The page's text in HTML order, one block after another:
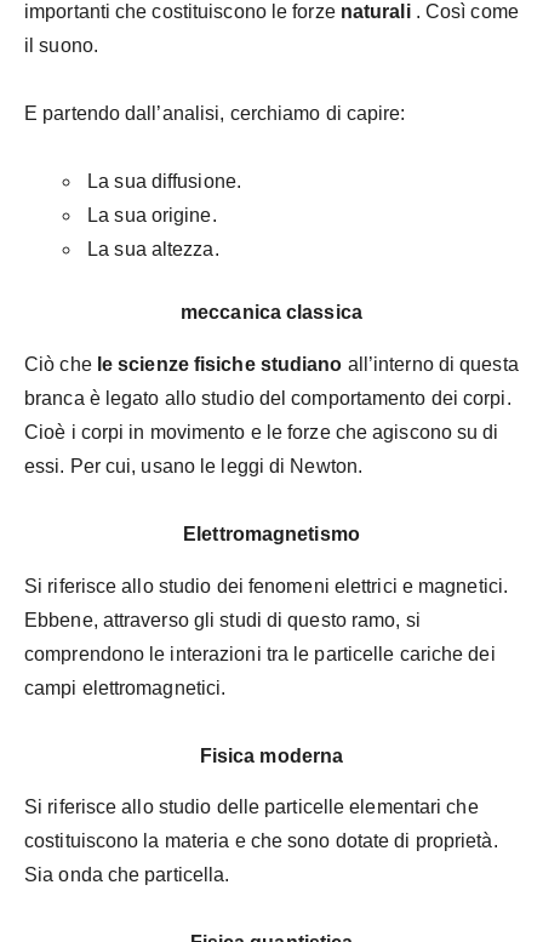
importanti che costituiscono le forze naturali . Così come
il suono.
E partendo dall’analisi, cerchiamo di capire:
La sua diffusione.
La sua origine.
La sua altezza.
meccanica classica
Ciò che le scienze fisiche studiano all’interno di questa
branca è legato allo studio del comportamento dei corpi.
Cioè i corpi in movimento e le forze che agiscono su di
essi. Per cui, usano le leggi di Newton.
Elettromagnetismo
Si riferisce allo studio dei fenomeni elettrici e magnetici.
Ebbene, attraverso gli studi di questo ramo, si
comprendono le interazioni tra le particelle cariche dei
campi elettromagnetici.
Fisica moderna
Si riferisce allo studio delle particelle elementari che
costituiscono la materia e che sono dotate di proprietà.
Sia onda che particella.